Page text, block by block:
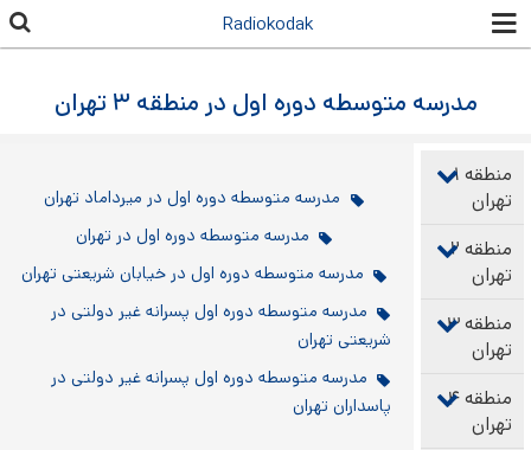
محتوای
Radiokodak
مدرسه متوسطه دوره اول در منطقه ۳ تهران
منطقه ۱
تهران
منطقه ۲
تهران
منطقه ۳
تهران
منطقه ۴
تهران
مدرسه متوسطه دوره اول در میرداماد تهران
مدرسه متوسطه دوره اول در تهران
مدرسه متوسطه دوره اول در خیابان شریعتی تهران
مدرسه متوسطه دوره اول پسرانه غیر دولتی در
شریعتی تهران
مدرسه متوسطه دوره اول پسرانه غیر دولتی در
پاسداران تهران